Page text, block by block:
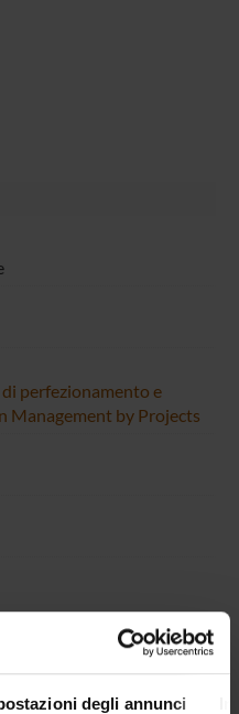
degli annunci
perfezionamento e
Management by Projects